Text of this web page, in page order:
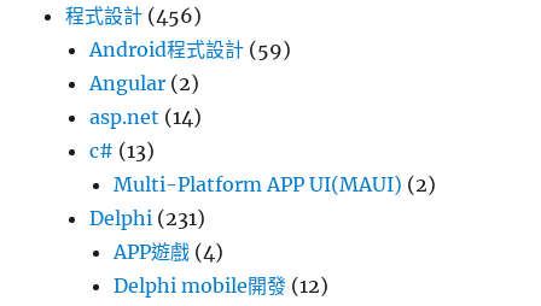
程式設計 (456)
Android程式設計 (59)
Angular (2)
asp.net (14)
c# (13)
Multi-Platform APP UI(MAUI) (2)
Delphi (231)
APP遊戲 (4)
Delphi mobile開發 (12)